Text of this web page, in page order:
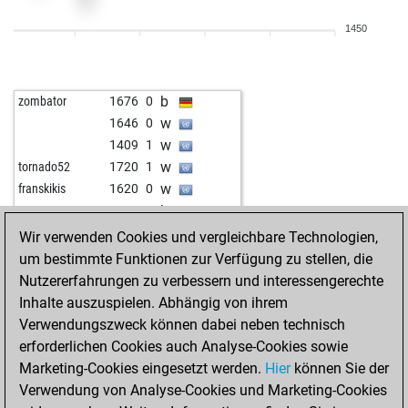
b
riesenrad1 1830 0 w
1822 0 b
1780 1 w
saomanuelense 1936 0 w
senior_61 1614 0 b
oscar f 1633 1 b
mikky 1823 0 w
jooph 1611 0 b
arens 1794 0 w
ikomp1 1696 0 w
brian 1962 1 w
reinhard murina 1683 1 b
nella 1489 1 b
victor shein 1614 1 b
1450
zombator 1676 0 b
1646 0 w
1409 1 w
tornado52 1720 1 w
franskikis 1620 0 w
1645 0 b
havefun 1783 0 w
1698 r w
1550 0 b
1560 1 w
1572 1 b
1585 1 w
1599 1 b
1615 1 w
Wir verwenden Cookies und vergleichbare Technologien,
um bestimmte Funktionen zur Verfügung zu stellen, die
Nutzererfahrungen zu verbessern und interessengerechte
Inhalte auszuspielen. Abhängig von ihrem
Verwendungszweck können dabei neben technisch
erforderlichen Cookies auch Analyse-Cookies sowie
Marketing-Cookies eingesetzt werden. Hierkönnen Sie der
Verwendung von Analyse-Cookies und Marketing-Cookies